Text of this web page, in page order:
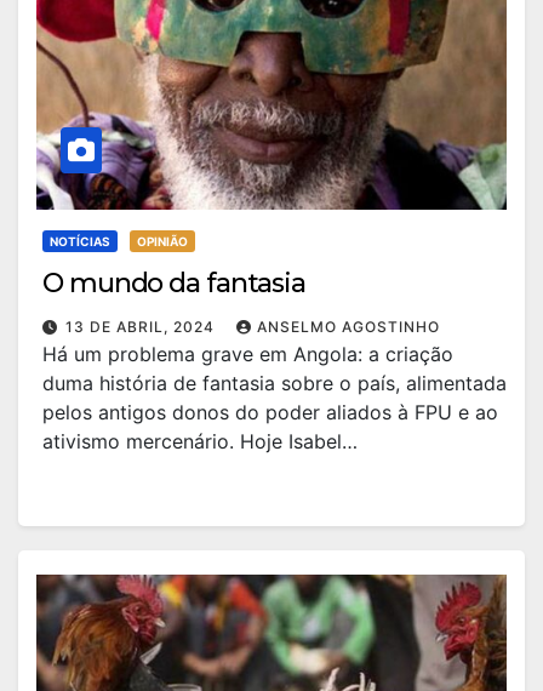
NOTÍCIAS OPINIÃO
O mundo da fantasia
13 DE ABRIL, 2024 ANSELMO AGOSTINHO
Há um problema grave em Angola: a criação
duma história de fantasia sobre o país, alimentada
pelos antigos donos do poder aliados à FPU e ao
ativismo mercenário. Hoje Isabel…